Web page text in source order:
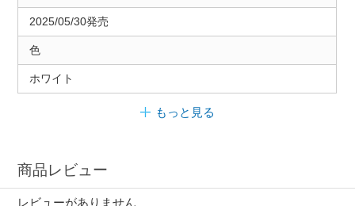
2025/05/30発売
色
ホワイト
もっと見る
商品レビュー
レビューがありません